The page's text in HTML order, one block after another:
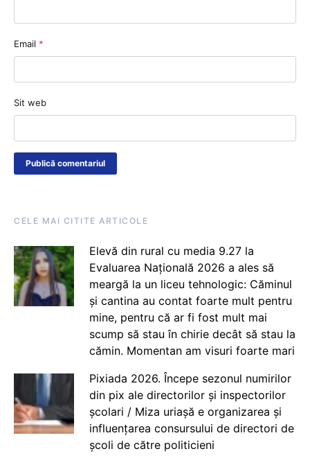
Email *
Sit web
CELE MAI CITITE ARTICOLE
Elevă din rural cu media 9.27 la
Evaluarea Națională 2026 a ales să
meargă la un liceu tehnologic: Căminul
și cantina au contat foarte mult pentru
mine, pentru că ar fi fost mult mai
scump să stau în chirie decât să stau la
cămin. Momentan am visuri foarte mari
Pixiada 2026. Începe sezonul numirilor
din pix ale directorilor și inspectorilor
școlari / Miza uriașă e organizarea și
influențarea consursului de directori de
școli de către politicieni